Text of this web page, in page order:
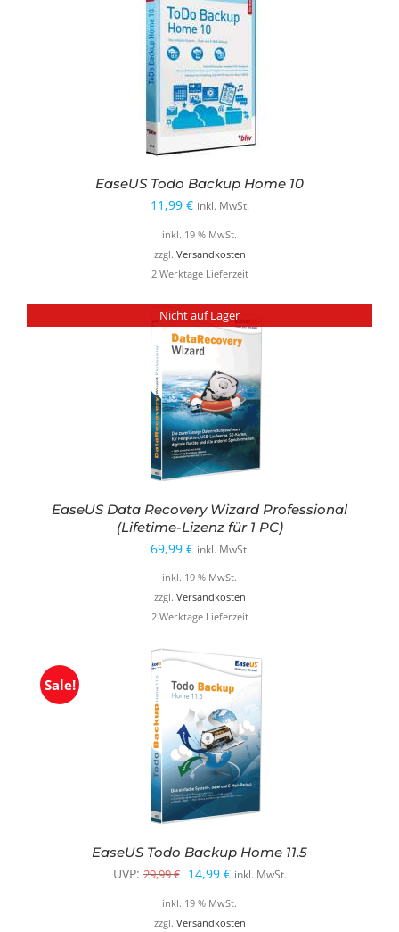
EaseUS Todo Backup Home 10
11,99 € inkl. MwSt.
inkl. 19 % MwSt.
zzgl. Versandkosten
2 Werktage Lieferzeit
Nicht auf Lager
EaseUS Data Recovery Wizard Professional
(Lifetime-Lizenz für 1 PC)
69,99 € inkl. MwSt.
inkl. 19 % MwSt.
zzgl. Versandkosten
2 Werktage Lieferzeit
Sale!
EaseUS Todo Backup Home 11.5
UVP: 29,99€ Ursprünglicher
Preis
war:
14,99 €Aktueller
Preis
ist:
inkl. MwSt.
inkl. 19 % MwSt.
zzgl. Versandkosten